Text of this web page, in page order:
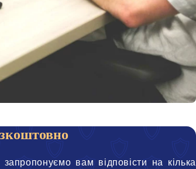
вам відповісти на кілька